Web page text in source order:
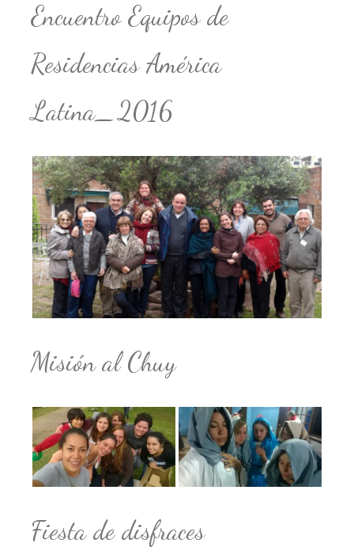
Encuentro Equipos de
Residencias América
Latina_2016
Misión al Chuy
Fiesta de disfraces